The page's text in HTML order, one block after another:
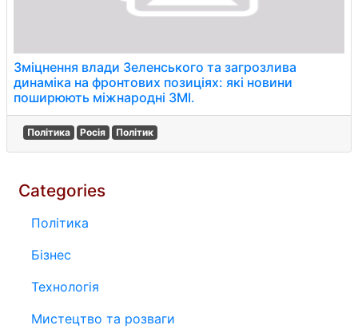
Зміцнення влади Зеленського та загрозлива
динаміка на фронтових позиціях: які новини
поширюють міжнародні ЗМІ.
Політика Росія Політик
Categories
Політика
Бізнес
Технологія
Мистецтво та розваги